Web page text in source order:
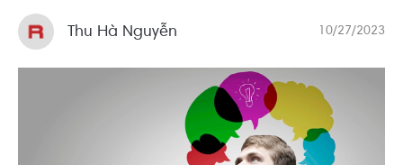
Thu Hà Nguyễn 10/27/2023